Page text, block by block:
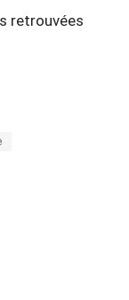
retrouvées